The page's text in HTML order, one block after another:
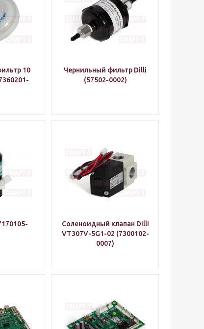
10
Чернильный фильтр Dilli
(57502-0002)
Соленоидный клапан Dilli
VT307V-5G1-02 (7300102-
0007)